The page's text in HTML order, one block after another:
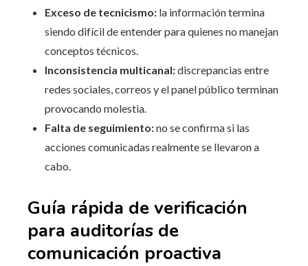
Exceso de tecnicismo: la información termina
siendo difícil de entender para quienes no manejan
conceptos técnicos.
Inconsistencia multicanal:discrepancias entre
redes sociales, correos y el panel público terminan
provocando molestia.
Falta de seguimiento:no se confirma si las
acciones comunicadas realmente se llevaron a
cabo.
Guía rápida de verificación
para auditorías de
comunicación proactiva